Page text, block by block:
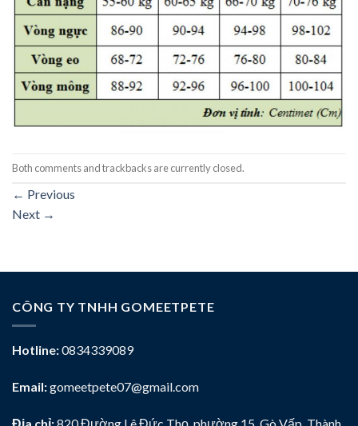
Both comments and trackbacks are currently closed.
← Previous
Next →
CÔNG TY TNHH GOMEETPETE
Hotline:0834339089
Email:gomeetpete07@gmail.com
Địa chỉ:820 Đường Lê Đức Thọ, phường 15, Gò Vấp, Thành